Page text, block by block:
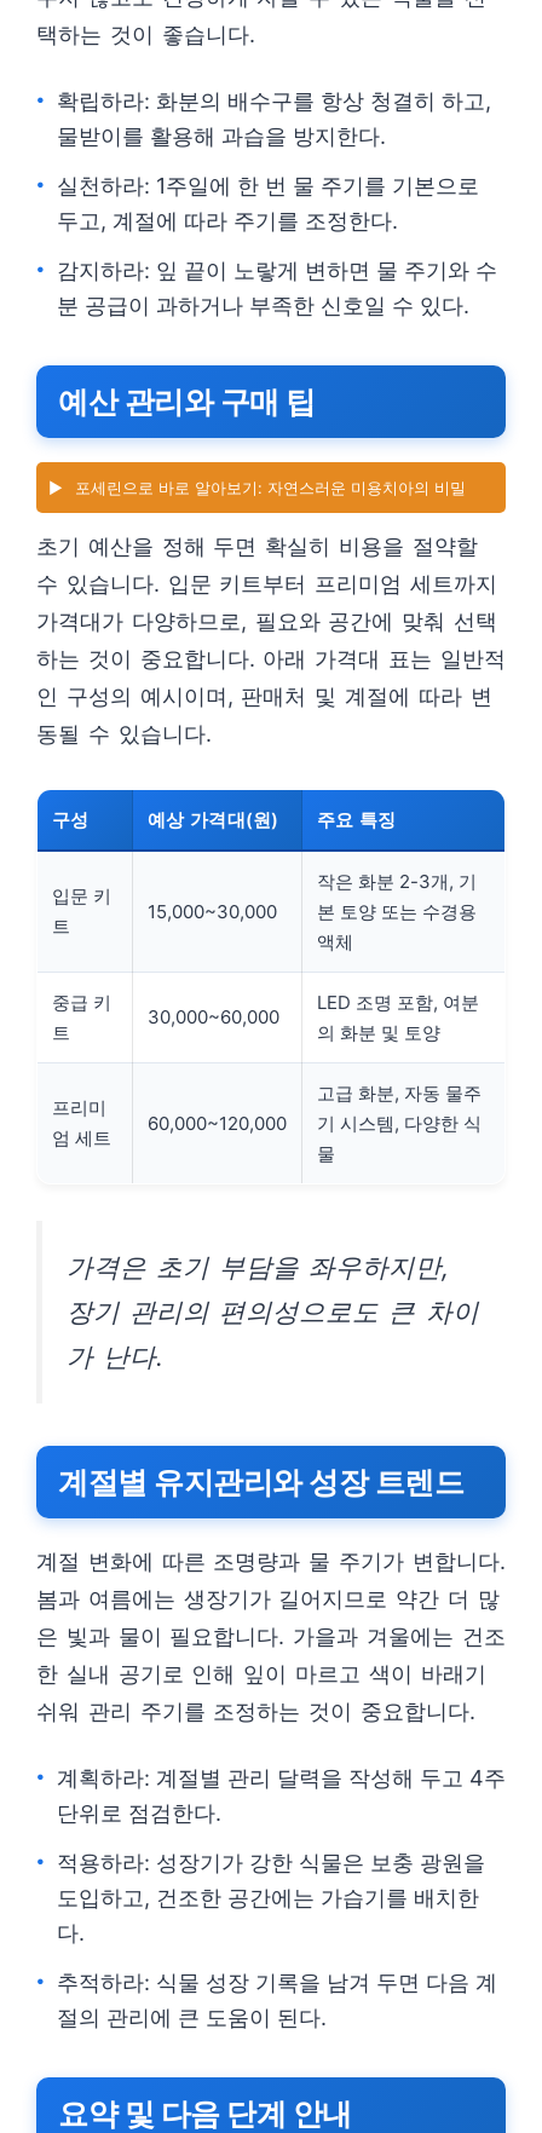
택하는 것이 좋습니다.
확립하라: 화분의 배수구를 항상 청결히 하고,
물받이를 활용해 과습을 방지한다.
실천하라: 1주일에 한 번 물 주기를 기본으로
두고, 계절에 따라 주기를 조정한다.
감지하라: 잎 끝이 노랗게 변하면 물 주기와 수
분 공급이 과하거나 부족한 신호일 수 있다.
예산 관리와 구매 팁
▶️ 포세린으로 바로 알아보기: 자연스러운 미용치아의 비밀
초기 예산을 정해 두면 확실히 비용을 절약할
수 있습니다. 입문 키트부터 프리미엄 세트까지
가격대가 다양하므로, 필요와 공간에 맞춰 선택
하는 것이 중요합니다. 아래 가격대 표는 일반적
인 구성의 예시이며, 판매처 및 계절에 따라 변
동될 수 있습니다.
구성 예상 가격대(원) 주요 특징
입문 키
트
15,000~30,000
작은 화분 2-3개, 기
본 토양 또는 수경용
액체
중급 키
트
30,000~60,000
LED 조명 포함, 여분
의 화분 및 토양
프리미
엄 세트
60,000~120,000
고급 화분, 자동 물주
기 시스템, 다양한 식
물
가격은 초기 부담을 좌우하지만,
장기 관리의 편의성으로도 큰 차이
가 난다.
계절별 유지관리와 성장 트렌드
계절 변화에 따른 조명량과 물 주기가 변합니다.
봄과 여름에는 생장기가 길어지므로 약간 더 많
은 빛과 물이 필요합니다. 가을과 겨울에는 건조
한 실내 공기로 인해 잎이 마르고 색이 바래기
쉬워 관리 주기를 조정하는 것이 중요합니다.
계획하라: 계절별 관리 달력을 작성해 두고 4주
단위로 점검한다.
적용하라: 성장기가 강한 식물은 보충 광원을
도입하고, 건조한 공간에는 가습기를 배치한
다.
추적하라: 식물 성장 기록을 남겨 두면 다음 계
절의 관리에 큰 도움이 된다.
요약 및 다음 단계 안내